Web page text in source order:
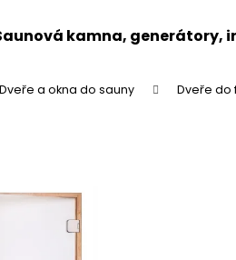
kamna, generátory,
Dveře a okna do sauny Dveře do
Co